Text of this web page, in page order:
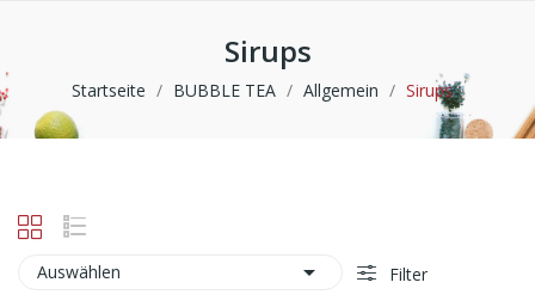
Sirups
Startseite BUBBLE TEA Allgemein Sirups
Auswählen  Filter